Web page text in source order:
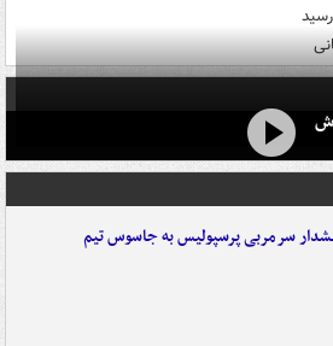
سرمربی پرسپولیس به جاسوس تیم